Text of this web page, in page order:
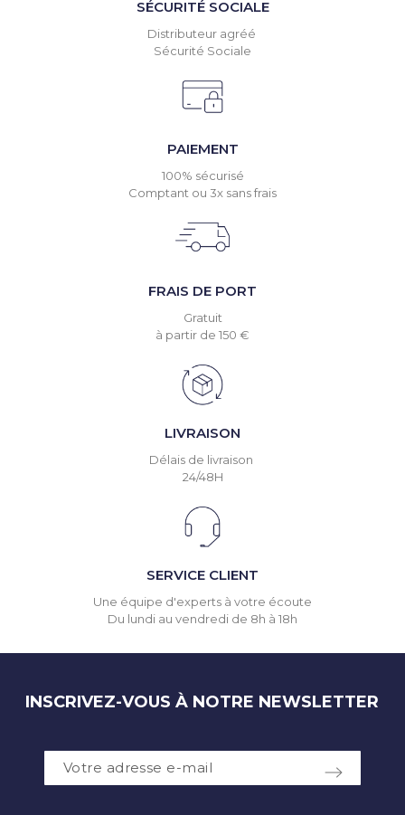
SÉCURITÉ SOCIALE
Distributeur agréé
Sécurité Sociale
PAIEMENT
100% sécurisé
Comptant ou 3x sans frais
FRAIS DE PORT
Gratuit
à partir de 150 €
LIVRAISON
Délais de livraison
24/48H
SERVICE CLIENT
Une équipe d'experts à votre écoute
Du lundi au vendredi de 8h à 18h
INSCRIVEZ-VOUS À NOTRE NEWSLETTER